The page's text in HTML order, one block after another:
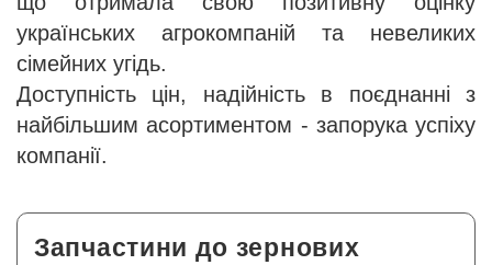
українських агрокомпаній та невеликих
сімейних угідь.
Доступність цін, надійність в поєднанні з
найбільшим асортиментом - запорука успіху
компанії.
Запчастини до зернових